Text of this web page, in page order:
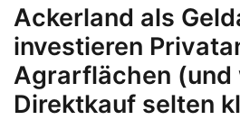
Ackerland als
investieren
Agrarflächen (und
Direktkauf selten